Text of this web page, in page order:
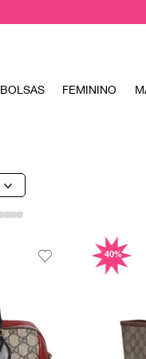
BOLSAS FEMININO
40%